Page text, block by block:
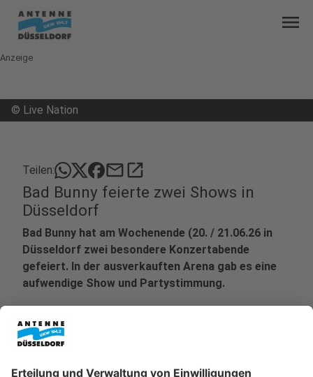
menu
Anzeige
© Live Nation
Teilen: mailopen_in_new
Bad Bunny feierte zwei Shows in
Düsseldorf
Bad Bunny hat am Wochenende (20. / 21.06.26 in
Düsseldorf zwei besondere Konzertabende
gefeiert. In der ausverkauften Arena gab es eine
aufwendige Show und Partystimmung.
Anzeige